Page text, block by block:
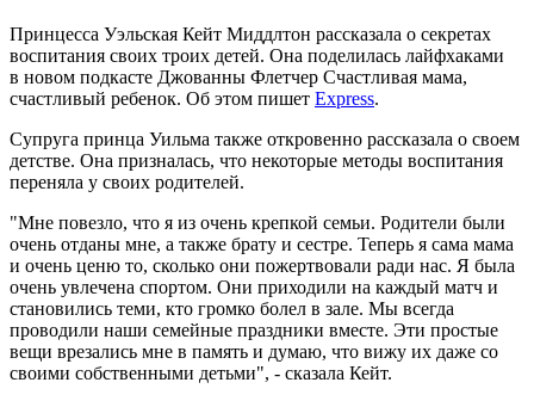
Принцесса Уэльская Кейт Миддлтон рассказала о секретах
воспитания своих троих детей. Она поделилась лайфхаками
в новом подкасте Джованны Флетчер Счастливая мама,
счастливый ребенок. Об этом пишет Еxpress.
Супруга принца Уильма также откровенно рассказала о своем
детстве. Она призналась, что некоторые методы воспитания
переняла у своих родителей.
"Мне повезло, что я из очень крепкой семьи. Родители были
очень отданы мне, а также брату и сестре. Теперь я сама мама
и очень ценю то, сколько они пожертвовали ради нас. Я была
очень увлечена спортом. Они приходили на каждый матч и
становились теми, кто громко болел в зале. Мы всегда
проводили наши семейные праздники вместе. Эти простые
вещи врезались мне в память и думаю, что вижу их даже со
своими собственными детьми", - сказала Кейт.